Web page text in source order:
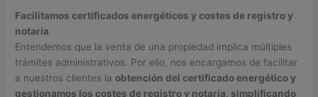
Facilitamos certificados energéticos y costes de registro y
notaría
Entendemos que la venta de una propiedad implica múltiples
trámites administrativos. Por ello, nos encargamos de facilitar
a nuestros clientes laobtención del certificado energético y
gestionamos los costes de registro y notaría, simplificando